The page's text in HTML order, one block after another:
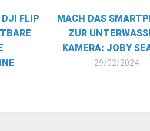
DJI FLIP
MACH DAS
ZUR
KAMERA: JOBY
29/02/2024